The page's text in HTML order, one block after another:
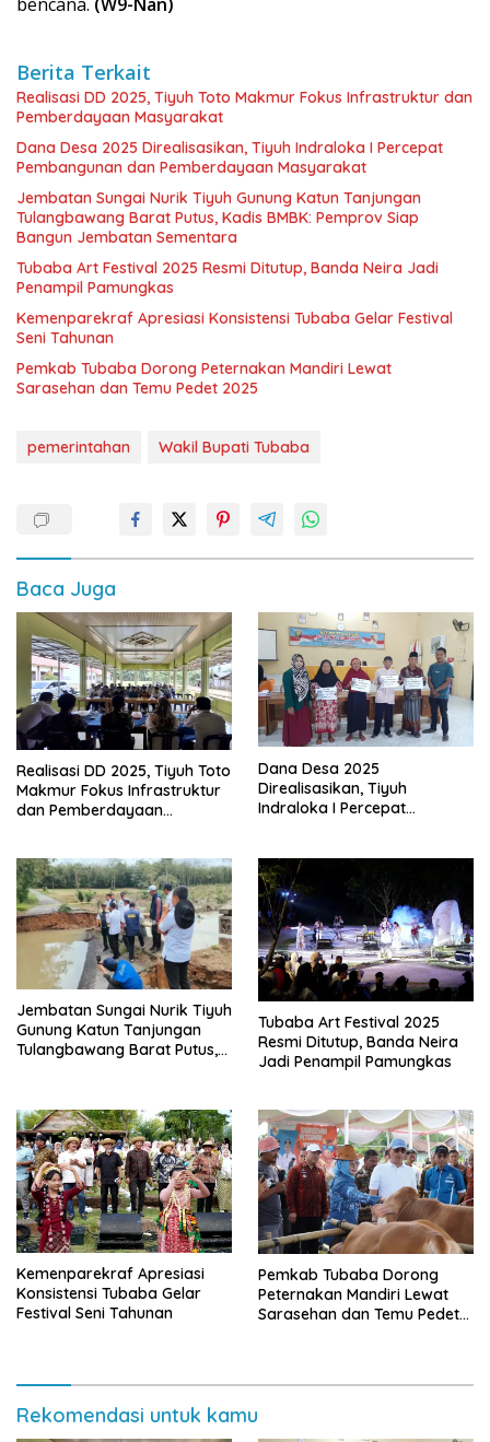
Berita Terkait
Realisasi DD 2025, Tiyuh Toto Makmur Fokus Infrastruktur dan
Pemberdayaan Masyarakat
Dana Desa 2025 Direalisasikan, Tiyuh Indraloka I Percepat
Pembangunan dan Pemberdayaan Masyarakat
Jembatan Sungai Nurik Tiyuh Gunung Katun Tanjungan
Tulangbawang Barat Putus, Kadis BMBK: Pemprov Siap
Bangun Jembatan Sementara
Tubaba Art Festival 2025 Resmi Ditutup, Banda Neira Jadi
Penampil Pamungkas
Kemenparekraf Apresiasi Konsistensi Tubaba Gelar Festival
Seni Tahunan
Pemkab Tubaba Dorong Peternakan Mandiri Lewat
Sarasehan dan Temu Pedet 2025
pemerintahan Wakil Bupati Tubaba
Baca Juga
Realisasi DD 2025, Tiyuh Toto
Makmur Fokus Infrastruktur
dan Pemberdayaan
Dana Desa 2025
Direalisasikan, Tiyuh
Indraloka I Percepat
Jembatan Sungai Nurik Tiyuh
Gunung Katun Tanjungan
Tulangbawang Barat Putus,
Sementara
Tubaba Art Festival 2025
Resmi Ditutup, Banda Neira
Jadi Penampil Pamungkas
Kemenparekraf Apresiasi
Konsistensi Tubaba Gelar
Festival Seni Tahunan
Pemkab Tubaba Dorong
Peternakan Mandiri Lewat
Sarasehan dan Temu Pedet
Rekomendasi untuk kamu